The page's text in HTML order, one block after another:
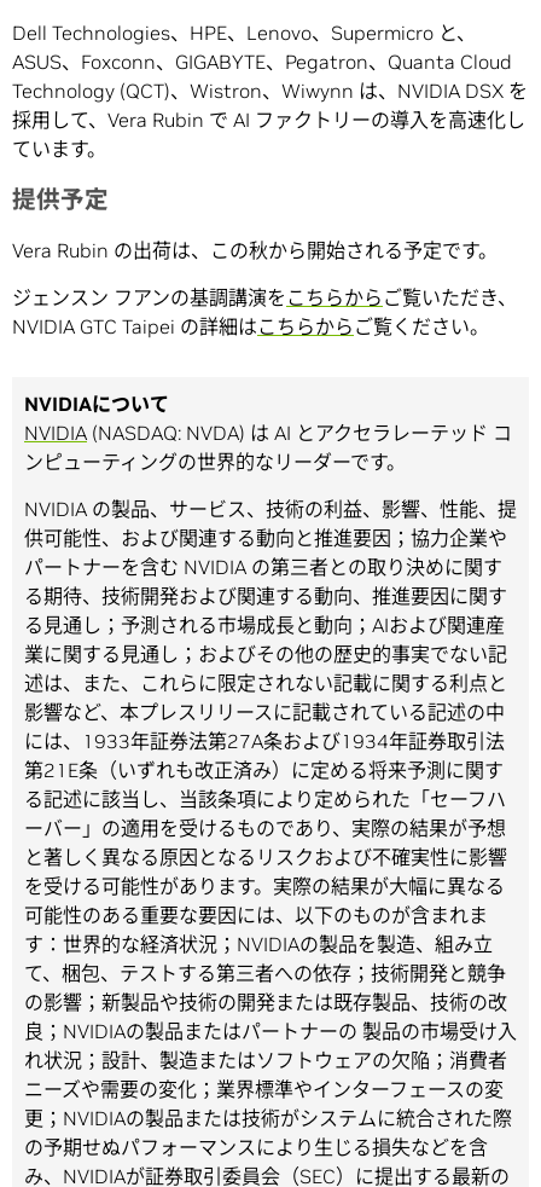
Dell Technologies、HPE、Lenovo、Supermicro と、
ASUS、Foxconn、GIGABYTE、Pegatron、Quanta Cloud
Technology (QCT)、Wistron、Wiwynn は、NVIDIA DSX を
採用して、Vera Rubin で AI ファクトリーの導入を高速化し
ています。
提供予定
Vera Rubin の出荷は、この秋から開始される予定です。
ジェンスン フアンの基調講演を こちらから ご覧いただき、
NVIDIA GTC Taipei の詳細はこちらから ご覧ください。
NVIDIAについて
NVIDIA (NASDAQ: NVDA) は AI とアクセラレーテッド コ
ンピューティングの世界的なリーダーです。
NVIDIA の製品、サービス、技術の利益、影響、性能、提
供可能性、および関連する動向と推進要因；協力企業や
パートナーを含む NVIDIA の第三者との取り決めに関す
る期待、技術開発および関連する動向、推進要因に関す
る見通し；予測される市場成長と動向；AIおよび関連産
業に関する見通し；およびその他の歴史的事実でない記
述は、また、これらに限定されない記載に関する利点と
影響など、本プレスリリースに記載されている記述の中
には、1933年証券法第27A条および1934年証券取引法
第21E条（いずれも改正済み）に定める将来予測に関す
る記述に該当し、当該条項により定められた「セーフハ
ーバー」の適用を受けるものであり、実際の結果が予想
と著しく異なる原因となるリスクおよび不確実性に影響
を受ける可能性があります。実際の結果が大幅に異なる
可能性のある重要な要因には、以下のものが含まれま
す：世界的な経済状況；NVIDIAの製品を製造、組み立
て、梱包、テストする第三者への依存；技術開発と競争
の影響；新製品や技術の開発または既存製品、技術の改
良；NVIDIAの製品またはパートナーの 製品の市場受け入
れ状況；設計、製造またはソフトウェアの欠陥；消費者
ニーズや需要の変化；業界標準やインターフェースの変
更；NVIDIAの製品または技術がシステムに統合された際
の予期せぬパフォーマンスにより生じる損失などを含
み、NVIDIAが証券取引委員会（SEC）に提出する最新の